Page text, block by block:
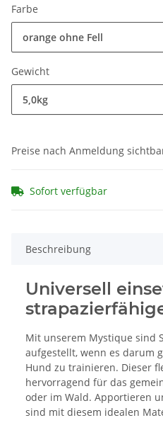
Farbe
orange ohne Fell
Gewicht
5,0kg
Preise nach Anmeldung
Sofort verfügbar
Beschreibung
Universell
Mit unserem Mystique sind
aufgestellt, wenn es darum
Hund zu trainieren. Dieser
hervorragend für das
oder im Wald. Apportieren
sind mit diesem idealen